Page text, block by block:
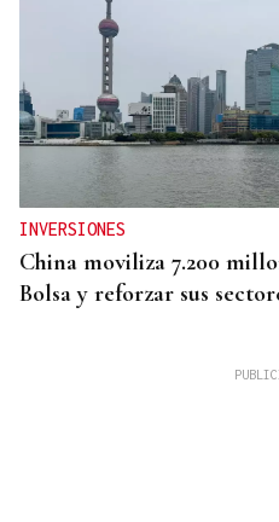
INVERSIONES
China moviliza 7.200
Bolsa y reforzar sus